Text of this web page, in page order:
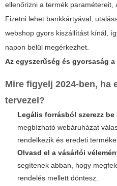
ellenőrizni a termék paramétereit,
Fizetni lehet bankkártyával,
webshop gyors kiszállítást kínál,
napon belül megérkezhet.
Az egyszerűség és gyorsaság
Mire figyelj 2024-ben, ha
tervezel?
Legális forrásból szerezz be
megbízható webáruházat
rendelkezik és eredeti
Olvasd el a vásárlói
segítenek abban, hogy
rendelés mellett döntesz.